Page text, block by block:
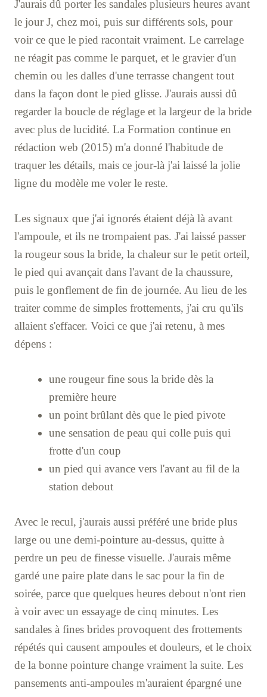
J'aurais dû porter les sandales plusieurs heures avant
le jour J, chez moi, puis sur différents sols, pour
voir ce que le pied racontait vraiment. Le carrelage
ne réagit pas comme le parquet, et le gravier d'un
chemin ou les dalles d'une terrasse changent tout
dans la façon dont le pied glisse. J'aurais aussi dû
regarder la boucle de réglage et la largeur de la bride
avec plus de lucidité. La Formation continue en
rédaction web (2015) m'a donné l'habitude de
traquer les détails, mais ce jour-là j'ai laissé la jolie
ligne du modèle me voler le reste.
Les signaux que j'ai ignorés étaient déjà là avant
l'ampoule, et ils ne trompaient pas. J'ai laissé passer
la rougeur sous la bride, la chaleur sur le petit orteil,
le pied qui avançait dans l'avant de la chaussure,
puis le gonflement de fin de journée. Au lieu de les
traiter comme de simples frottements, j'ai cru qu'ils
allaient s'effacer. Voici ce que j'ai retenu, à mes
dépens :
une rougeur fine sous la bride dès la
première heure
un point brûlant dès que le pied pivote
une sensation de peau qui colle puis qui
frotte d'un coup
un pied qui avance vers l'avant au fil de la
station debout
Avec le recul, j'aurais aussi préféré une bride plus
large ou une demi-pointure au-dessus, quitte à
perdre un peu de finesse visuelle. J'aurais même
gardé une paire plate dans le sac pour la fin de
soirée, parce que quelques heures debout n'ont rien
à voir avec un essayage de cinq minutes. Les
sandales à fines brides provoquent des frottements
répétés qui causent ampoules et douleurs, et le choix
de la bonne pointure change vraiment la suite. Les
pansements anti-ampoules m'auraient épargné une